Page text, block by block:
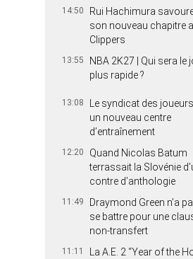
14:50
Rui Hachimura
son nouveau chapitre
Clippers
13:55
NBA 2K27 | Qui sera le
plus rapide ?
13:08
Le syndicat des
un nouveau centre
d’entraînement
12:20
Quand Nicolas Batum
terrassait la Slovénie
contre d’anthologie
11:49
Draymond Green n’a
se battre pour une
non-transfert
11:11
La A.E. 2 “Year of the